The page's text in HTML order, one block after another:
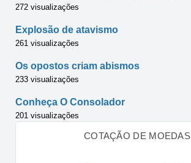
272 visualizações
Explosão de atavismo
261 visualizações
Os opostos criam abismos
233 visualizações
Conheça O Consolador
201 visualizações
COTAÇÃO DE MOEDAS